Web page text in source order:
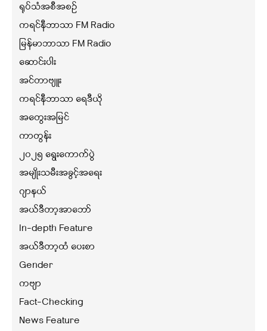
ရုပ်သံအစီအစဉ်
ကရင်နီဘာသာ FM Radio
မြန်မာဘာသာ FM Radio
ဆောင်းပါး
အင်တာဗျူး
ကရင်နီဘာသာ ရေဒီယို
အတွေးအမြင်
ကာတွန်း
၂၀၂၅ ရွေးကောက်ပွဲ
အမျိုးသမီးအခွင့်အရေး
ဂျာနယ်
အယ်ဒီတာ့အာဘော်
In-depth Feature
အယ်ဒီတာ့ထံ ပေးစာ
Gender
ကဗျာ
Fact-Checking
News Feature